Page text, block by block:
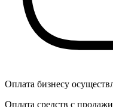
Оплата бизнесу
Оплата средств с